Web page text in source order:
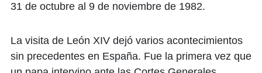
31 de octubre al 9 de noviembre de 1982.
La visita de León XIV dejó varios acontecimientos
sin precedentes en España. Fue la primera vez que